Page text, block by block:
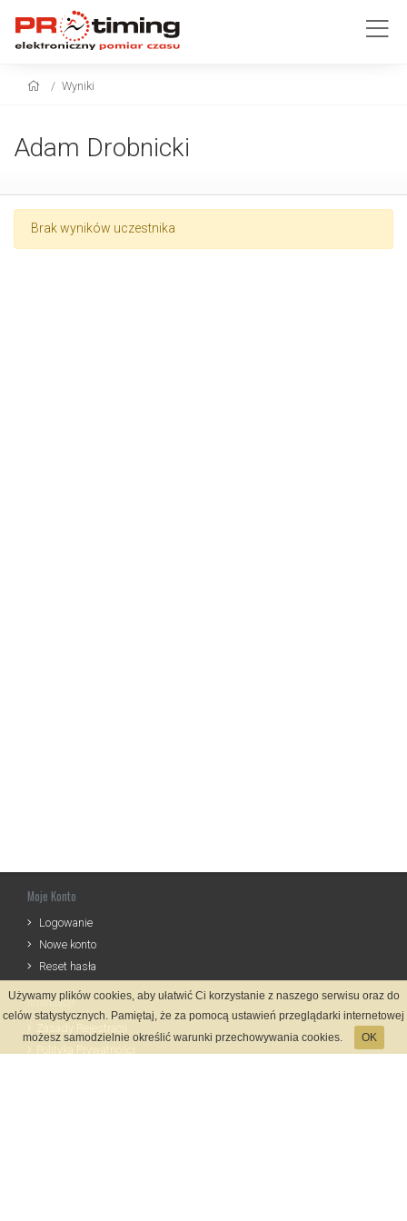
Wyniki
Adam Drobnicki
Brak wyników uczestnika
Moje Konto
Logowanie
Nowe konto
Reset hasła
Informacje
Używamy plików cookies, aby ułatwić Ci korzystanie z naszego serwisu oraz do
celów statystycznych. Pamiętaj, że za pomocą ustawień przeglądarki internetowej
możesz samodzielnie określić warunki przechowywania cookies.
OK